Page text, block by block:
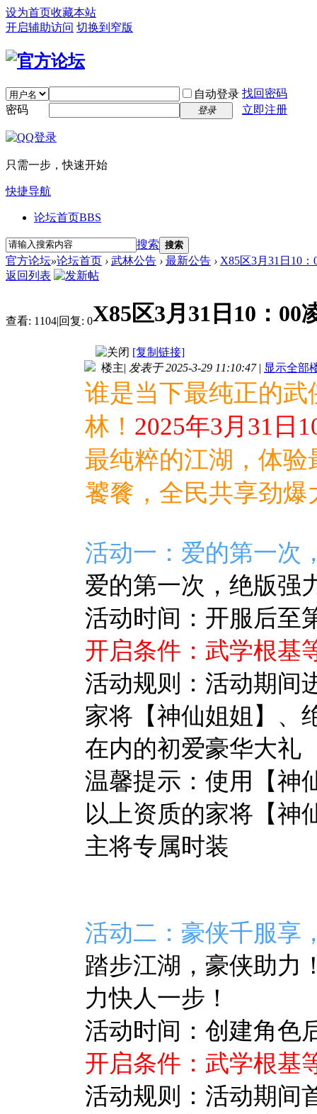
设为首页收藏本站
开启辅助访问 切换到窄版
自动登录 找回密码
密码
登录 立即注册
只需一步，快速开始
快捷导航
论坛首页BBS
搜索 搜索
官方论坛»论坛首页 › 武林公告 › 最新公告 › X85区3月31日10
返回列表
查看: 1104|回复: 0X85区3月31日10：00
[复制链接]
楼主| 发表于 2025-3-29 11:10:47 | 显示全部
谁是当下最纯正的
林！ 2025年3月31日
最纯粹的江湖， 体验
饕餮，全民共享劲爆
活动一：爱的第一次
爱的第一次，绝版强
活动时间：开服后至
开启条件：武学根基
活动规则：活动期间
家将【神仙姐姐】、
在内的初爱豪华大礼
温馨提示： 使用【神
以上资质的家将【神
主将专属时装
活动二： 豪侠千服享
踏步江湖，豪侠助力
力快人一步！
活动时间：创建角色
开启条件：武学根基
活动规则： 活动期间